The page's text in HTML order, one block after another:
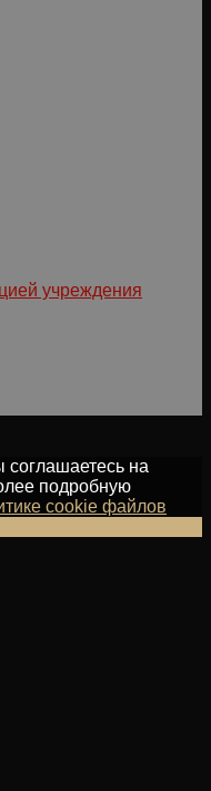
учреждения
соглашаетесь на
подробную
cookie файлов